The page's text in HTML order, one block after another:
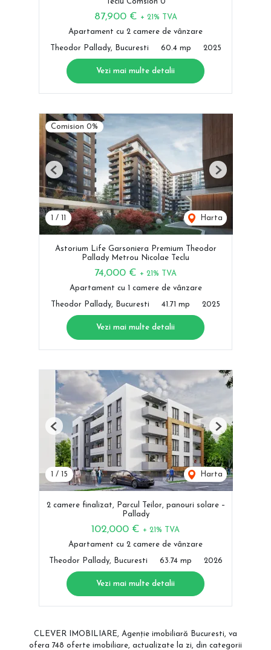
Teclu Comsion 0
87,900 € + 21% TVA
Apartament cu 2 camere de vânzare
Theodor Pallady, Bucuresti 60.4 mp 2025
Vezi mai multe detalii
Comision 0%
/ Harta
Previous Next
Astorium Life Garsoniera Premium Theodor
Pallady Metrou Nicolae Teclu
74,000 € + 21% TVA
Apartament cu 1 camere de vânzare
Theodor Pallady, Bucuresti 41.71 mp 2025
Vezi mai multe detalii
1 / 15 Harta
Previous Next
2 camere finalizat, Parcul Teilor, panouri solare –
Pallady
102,000 € + 21% TVA
Apartament cu 2 camere de vânzare
Theodor Pallady, Bucuresti 63.74 mp 2026
Vezi mai multe detalii
CLEVER IMOBILIARE, Agenție imobiliară Bucuresti, va
ofera 748 oferte imobiliare, actualizate la zi, din categorii